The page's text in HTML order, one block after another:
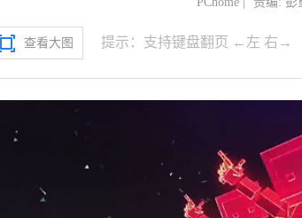
查看大图 提示：支持键盘翻页 ←左 右→